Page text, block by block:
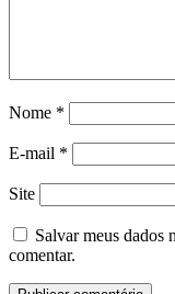
Nome *
E-mail *
Site
Salvar meus dados
comentar.